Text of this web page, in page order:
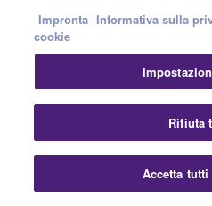
PSR-EW425
Prodotti
Educazione musicale
Impronta Informativa sulla
cookie
Rifiuta
Accetta